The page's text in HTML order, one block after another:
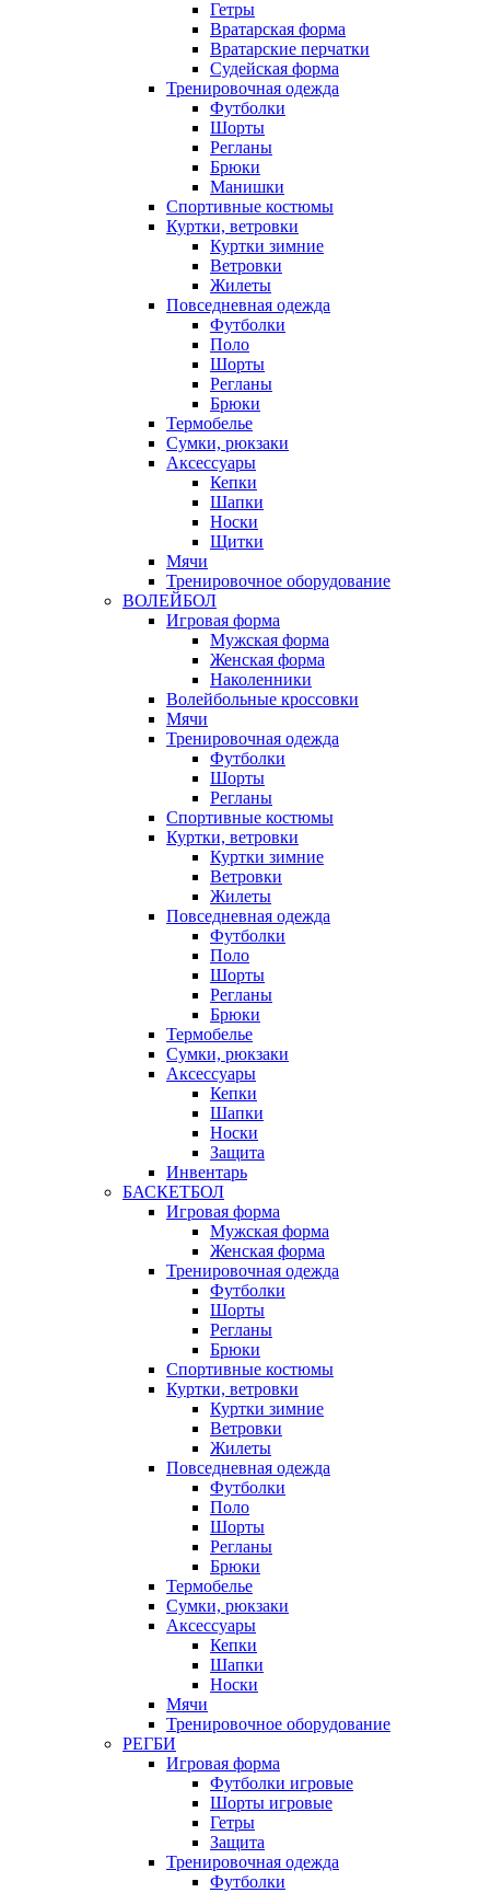
Гетры
Вратарская форма
Вратарские перчатки
Судейская форма
Тренировочная одежда
Футболки
Шорты
Регланы
Брюки
Манишки
Спортивные костюмы
Куртки, ветровки
Куртки зимние
Ветровки
Жилеты
Повседневная одежда
Футболки
Поло
Шорты
Регланы
Брюки
Термобелье
Сумки, рюкзаки
Аксессуары
Кепки
Шапки
Носки
Щитки
Мячи
Тренировочное оборудование
ВОЛЕЙБОЛ
Игровая форма
Мужская форма
Женская форма
Наколенники
Волейбольные кроссовки
Мячи
Тренировочная одежда
Футболки
Шорты
Регланы
Спортивные костюмы
Куртки, ветровки
Куртки зимние
Ветровки
Жилеты
Повседневная одежда
Футболки
Поло
Шорты
Регланы
Брюки
Термобелье
Сумки, рюкзаки
Аксессуары
Кепки
Шапки
Носки
Защита
Инвентарь
БАСКЕТБОЛ
Игровая форма
Мужская форма
Женская форма
Тренировочная одежда
Футболки
Шорты
Регланы
Брюки
Спортивные костюмы
Куртки, ветровки
Куртки зимние
Ветровки
Жилеты
Повседневная одежда
Футболки
Поло
Шорты
Регланы
Брюки
Термобелье
Сумки, рюкзаки
Аксессуары
Кепки
Шапки
Носки
Мячи
Тренировочное оборудование
РЕГБИ
Игровая форма
Футболки игровые
Шорты игровые
Гетры
Защита
Тренировочная одежда
Футболки